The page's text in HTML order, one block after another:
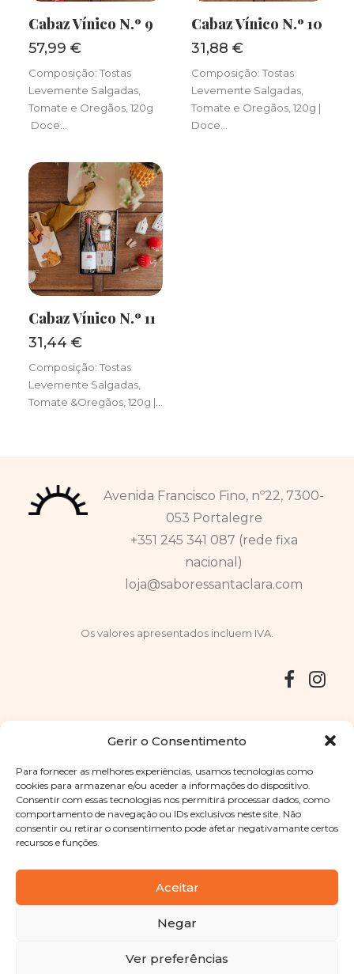
Gerir o Consentimento
Para fornecer as melhores experiências, usamos tecnologias como
cookies para armazenar e/ou aceder a informações do dispositivo.
Consentir com essas tecnologias nos permitirá processar dados, como
comportamento de navegação ou IDs exclusivos neste site. Não
consentir ou retirar o consentimento pode afetar negativamante certos
recursos e funções.
Aceitar
Negar
Ver preferências
Cabaz Vínico N.º 9
57,99 €
Composição: Tostas
Levemente Salgadas,
Tomate e Oregãos, 120g
Doce…
Cabaz Vínico N.º 10
31,88 €
Composição: Tostas
Levemente Salgadas,
Tomate e Oregãos, 120g |
Doce…
Cabaz Vínico N.º 11
31,44 €
Composição: Tostas
Levemente Salgadas,
Tomate &Oregãos, 120g |…
Avenida Francisco Fino, nº22, 7300-
053 Portalegre
+351 245 341 087 (rede fixa
nacional)
loja@saboressantaclara.com
Os valores apresentados incluem IVA.
Copyright © 2025 Sabores Santa Clara
. Todos os direitos
reservadosPolítica de Privacidade |Termos e condições
Designed byShift Your Branding Agency